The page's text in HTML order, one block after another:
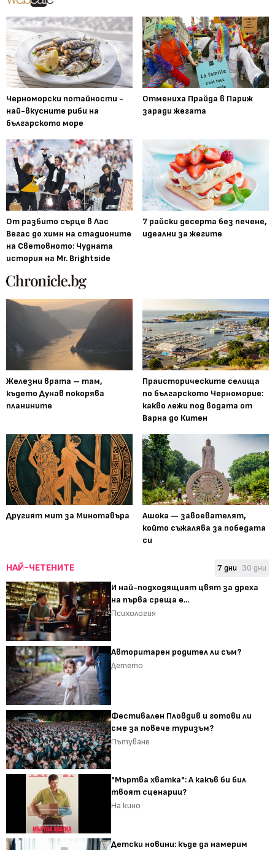
Черноморски потайности -
най-вкусните риби на
българското море
Отмениха Прайда в Париж
заради жегата
От разбито сърце в Лас
Вегас до химн на стадионите
на Световното: Чудната
история на Mr. Brightside
7 райски десерта без печене,
идеални за жегите
Железни врата – там,
където Дунав покорява
планините
Праисторическите селища
по българското Черноморие:
какво лежи под водата от
Варна до Китен
Другият мит за Минотавъра
Ашока — завоевателят,
който съжалява за победата
си
НАЙ-ЧЕТЕНИТЕ 7 дни 30 дни
И най-подходящият цвят за дреха
на първа среща е...
Психология
Авторитарен родител ли съм?
Детето
Фестивален Пловдив и готови ли
сме за повече туризъм?
Пътуване
"Мъртва хватка": А какъв би бил
твоят сценарии?
На кино
Детски новини: къде да намерим